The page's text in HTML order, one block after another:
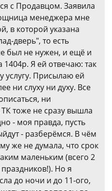
с Продавцом. Заявила
менеджера мне
в которой указана
дверь", то есть
был не нужен, и ещё и
Я ей отвечаю: так
услугу. Присылаю ей
ни слуху ни духу. Все
ни
тоже не сразу вышла
- моя правда, пусть
- разберёмся. В чём
же не думала, что срок
маленьким (всего 2
Но я
до ночи и до 11-ого,